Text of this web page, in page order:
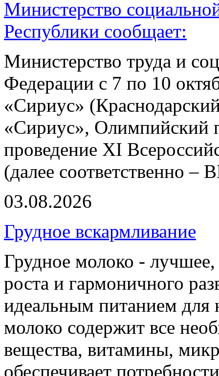
Министерство
Республики сообщает:
Министерство труда и
Федерации с 7 по 10
«Сириус»
«Сириус», Олимпийский
проведение XI
(далее соответственно
03.08.2026
Грудное вскармливание
Грудное молоко -
роста и гармоничного
идеальным питанием для
молоко содержит все
вещества, витамины,
обеспечивает